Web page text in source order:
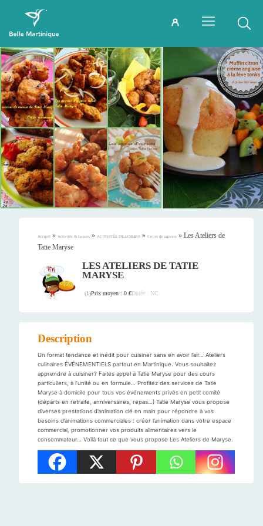
Accueil » Activités & Loisirs » ACTIVITÉS DE LOISIRS » Cours de cuisine » Les Ateliers de
Tatie Maryse
LES ATELIERS DE TATIE
MARYSE
(1)Prix moyen : 0 €Durée : NC
Description
Un format tendance et inédit pour cuisiner sans en avoir l’air… Ateliers
culinaires ÉVÉNEMENTIELS partout en Martinique. Vous souhaitez
apprendre à cuisiner? Faites appel à Tatie Maryse pour des cours
particuliers, à l’unité ou en formule… Profitez des services de Tatie
Maryse à domicile pour tous vos événements privés en petit comité
(départs en retraite, anniversaires, repas…) Tatie Maryse vous propose
diverses prestations d’animation clé en main pour répondre à vos
besoins d’animations commerciales : créer l’animation dans votre espace
commercial, promotionner vos produits alimentaires vers le
consommateur… Voilà tout ce que vous propose Les Ateliers de Maryse.